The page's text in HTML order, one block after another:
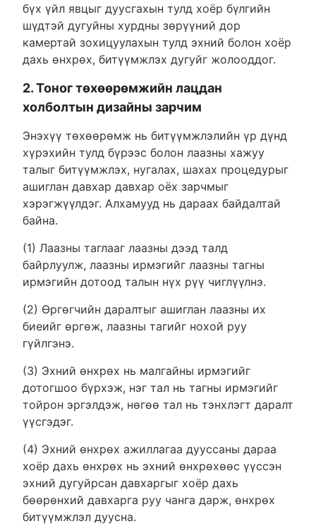
бүх үйл явцыг дуусгахын тулд хоёр бүлгийн
шүдтэй дугуйны хурдны зөрүүний дор
камертай зохицуулахын тулд эхний болон хоёр
дахь өнхрөх, битүүмжлэх дугуйг жолооддог.
2. Тоног төхөөрөмжийн лацдан
холболтын дизайны зарчим
Энэхүү төхөөрөмж нь битүүмжлэлийн үр дүнд
хүрэхийн тулд бүрээс болон лаазны хажуу
талыг битүүмжлэх, нугалах, шахах процедурыг
ашиглан давхар давхар оёх зарчмыг
хэрэгжүүлдэг. Алхамууд нь дараах байдалтай
байна.
(1) Лаазны таглааг лаазны дээд талд
байрлуулж, лаазны ирмэгийг лаазны тагны
ирмэгийн дотоод талын нүх рүү чиглүүлнэ.
(2) Өргөгчийн даралтыг ашиглан лаазны их
биеийг өргөж, лаазны тагийг нохой руу
гүйлгэнэ.
(3) Эхний өнхрөх нь малгайны ирмэгийг
дотогшоо бүрхэж, нэг тал нь тагны ирмэгийг
тойрон эргэлдэж, нөгөө тал нь тэнхлэгт даралт
үүсгэдэг.
(4) Эхний өнхрөх ажиллагаа дууссаны дараа
хоёр дахь өнхрөх нь эхний өнхрөхөөс үүссэн
эхний дугуйрсан давхаргыг хоёр дахь
бөөрөнхий давхарга руу чанга дарж, өнхрөх
битүүмжлэл дуусна.